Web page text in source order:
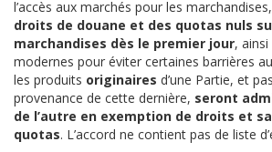
l’accès aux marchés pour les
droits de douane et des quotas nuls
marchandises dès le premier jour,
modernes pour éviter certaines barrières
les produits originaires d’une Partie, et
provenance de cette dernière, seront
de l’autre en exemption de droits et
quotas. L’accord ne contient pas de liste